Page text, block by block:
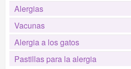
Alergias
Vacunas
Alergia a los gatos
Pastillas para la alergia